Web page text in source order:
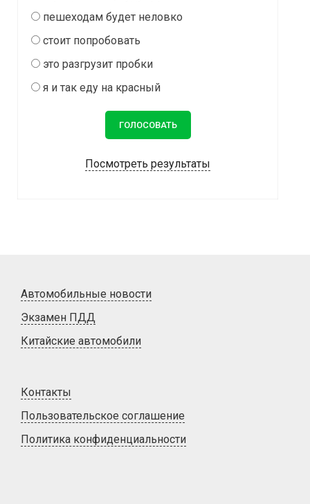
пешеходам будет неловко
стоит попробовать
это разгрузит пробки
я и так еду на красный
Посмотреть результаты
Автомобильные новости
Экзамен ПДД
Китайские автомобили
Контакты
Пользовательское соглашение
Политика конфиденциальности